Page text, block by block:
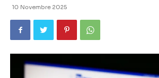
10 Novembre 2025